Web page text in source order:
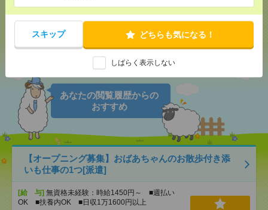
スキップ どちらも気になる！
しばらく表示しない
メールで送る LINEで送る
シェア ツイート ブックマーク
あなたの閲覧履歴からの
おすすめ
【オープニング募集】おばあちゃんのお散歩付き添
いも仕事の1つ[派遣]
[給 与] 無資格未経験：時給1450円～ ■週払い
OK ■扶養内OK ■日収1万1600円以上